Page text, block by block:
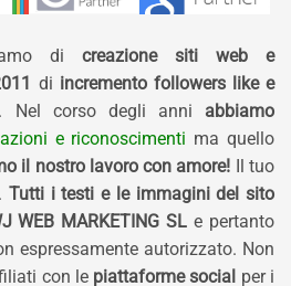
di creazione siti web e
di incremento followers like e
. Nel corso degli anni abbiamo
e riconoscimenti ma quello
il nostro lavoro con amore! Il tuo
Tutti i testi e le immagini del sito
WEB MARKETING SL e pertanto
espressamente autorizzato. Non
con le piattaforme social per i